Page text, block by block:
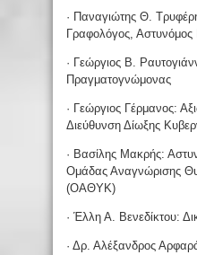
· Παναγιώτης Θ.
Γραφολόγος,
· Γεώργιος Β.
Πραγματογνώμονας
· Γεώργιος Γέρμανος:
Διεύθυνση Δίωξης
· Βασίλης Μακρής:
Ομάδας Αναγνώρισης
(ΟΑΘΥΚ)
· Έλλη Α. Βενεδίκτου:
· Δρ. Αλέξανδρος